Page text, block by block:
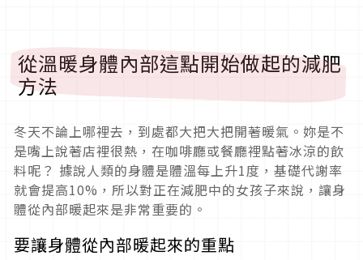
從溫暖身體內部這點開始做起的減肥
方法
冬天不論上哪裡去，到處都大把大把開著暖氣。妳是不
是嘴上說著店裡很熱，在咖啡廳或餐廳裡點著冰涼的飲
料呢？ 據說人類的身體是體溫每上升1度，基礎代謝率
就會提高10%，所以對正在減肥中的女孩子來說，讓身
體從內部暖起來是非常重要的。
要讓身體從內部暖起來的重點